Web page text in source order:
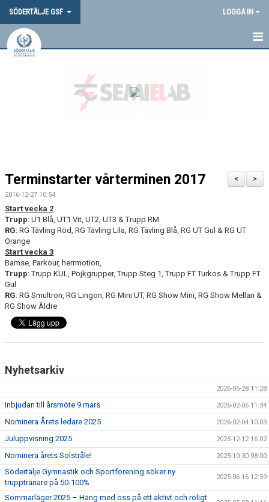
SÖDERTÄLJE GSF LOGGA IN
SGSF-PROFIL
TÄVLINGAR
MEDLEMSINFORMATION
UTMÄRKELSER
VISSELBLÅSARE
>
<
Terminstarter vårterminen 2017
2016-12-27 10:54
Start vecka 2
Trupp: U1 Blå, UT1 Vit, UT2, UT3 & Trupp RM
RG: RG Tävling Röd, RG Tävling Lila, RG Tävling Blå, RG UT Gul & RG UT
Orange
Start vecka 3
Bamse, Parkour, herrmotion,
Trupp: Trupp KUL, Pojkgrupper, Trupp Steg 1, Trupp FT Turkos & Trupp FT
Gul
RG: RG Smultron, RG Lingon, RG Mini UT, RG Show Mini, RG Show Mellan &
RG Show Äldre
Nyhetsarkiv
2026-05-28 11:28
Inbjudan till årsmöte 9 mars 2026-02-06 11:34
Nominera Årets ledare 2025 2026-02-04 10:03
Juluppvisning 2025 2025-12-12 16:02
Nominera årets Solstråle! 2025-10-30 08:00
Södertälje Gymnastik och Sportförening söker ny
trupptränare på 50-100%
2025-06-16 12:59
Sommarläger 2025 – Häng med oss på ett aktivt och roligt